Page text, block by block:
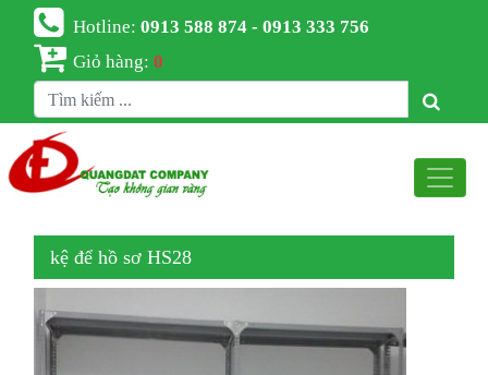
Hotline:0913 588 874 - 0913 333 756
Giỏ hàng:0
kệ để hồ sơ HS28